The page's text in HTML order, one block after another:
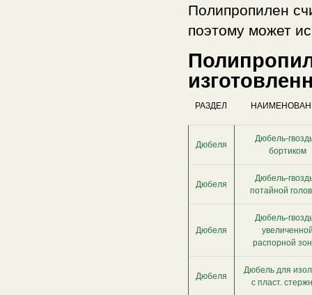
Полипропилен
поэтому может
РАЗДЕЛ
Дюбеля
Дюбель-
бортиком
Дюбеля
Дюбель-
потайной
Дюбеля
Дюбель-
распорной
Дюбеля
Дюбель для
с пласт.